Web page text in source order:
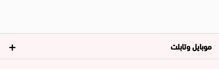
موبايل وتابلت